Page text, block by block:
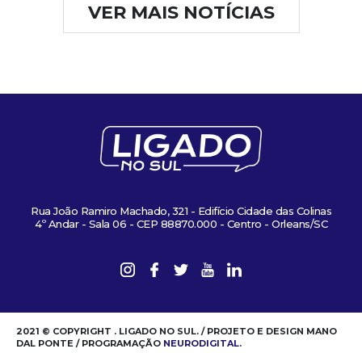
VER MAIS NOTÍCIAS
Rua João Ramiro Machado, 321 - Edifício Cidade das Colinas
4º Andar - Sala 06 - CEP 88870.000 - Centro - Orleans/SC
2021 © COPYRIGHT . LIGADO NO SUL. / PROJETO E DESIGN MANO
DAL PONTE / PROGRAMAÇÃO NEURODIGITAL.